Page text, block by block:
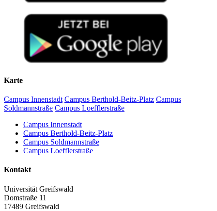
Karte
Campus Innenstadt Campus Berthold-Beitz-Platz Campus
Soldmannstraße Campus Loefflerstraße
Campus Innenstadt
Campus Berthold-Beitz-Platz
Campus Soldmannstraße
Campus Loefflerstraße
Kontakt
Universität Greifswald
Domstraße 11
17489 Greifswald